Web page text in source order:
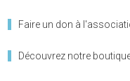
Faire un don à
Découvrez notre